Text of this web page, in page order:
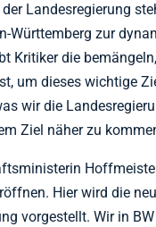
Landesregierung
Württemberg zur
Kritiker die
um dieses wichtige
wir die
Ziel näher zu
Hier wird die
vorgestellt. Wir in